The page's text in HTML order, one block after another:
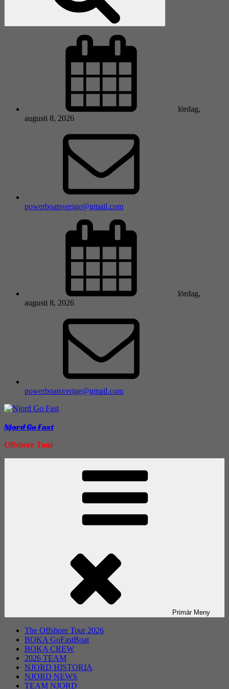
lördag,
augusti 8, 2026
powerboatsverige@gmail.com
lördag,
augusti 8, 2026
powerboatsverige@gmail.com
Njord Go Fast
Offshore Tour
Primär Meny
The Offshore Tour 2026
BOKA GoFastBoat
BOKA CREW
2026 TEAM
NJORD HISTORIA
NJORD NEWS
TEAM NJORD